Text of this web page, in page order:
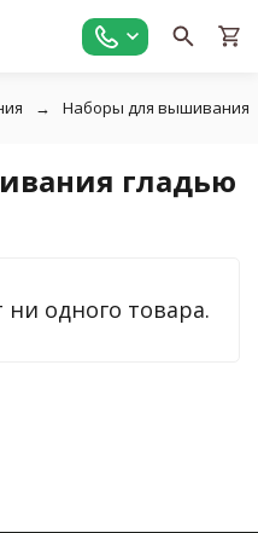
Наборы для вышивания
гладью
ни одного товара.